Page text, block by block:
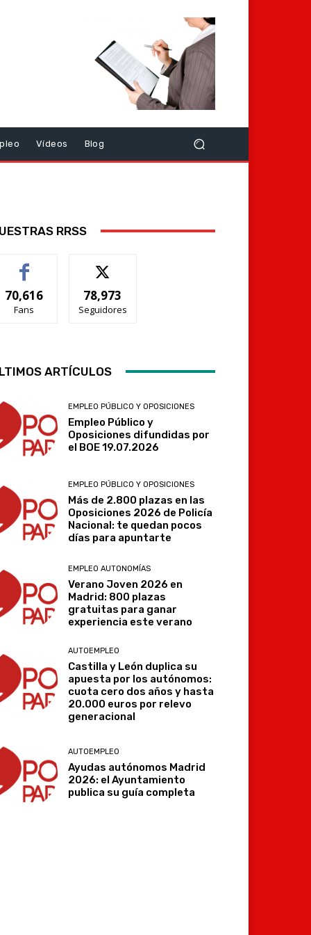
Vídeos Blog
RRSS
70,616
Fans
78,973
Seguidores
ARTÍCULOS
EMPLEO PÚBLICO Y OPOSICIONES
Empleo Público y
Oposiciones difundidas por
el BOE 19.07.2026
EMPLEO PÚBLICO Y OPOSICIONES
Más de 2.800 plazas en las
Oposiciones 2026 de Policía
Nacional: te quedan pocos
días para apuntarte
EMPLEO AUTONOMÍAS
Verano Joven 2026 en
Madrid: 800 plazas
gratuitas para ganar
experiencia este verano
AUTOEMPLEO
Castilla y León duplica su
apuesta por los autónomos:
cuota cero dos años y hasta
20.000 euros por relevo
generacional
AUTOEMPLEO
Ayudas autónomos Madrid
2026: el Ayuntamiento
publica su guía completa